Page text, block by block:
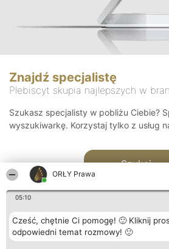
ORŁY Prawa
05:10
Cześć, chętnie Ci pomogę! 🙂 Kliknij
odpowiedni temat rozmowy! 🙂
Znajdź specjalistę
Plebiscyt skupia najlepszych w
Szukasz specjalisty w pobliżu Ciebie?
wyszukiwarkę. Korzystaj tylko z usług
Szukaj